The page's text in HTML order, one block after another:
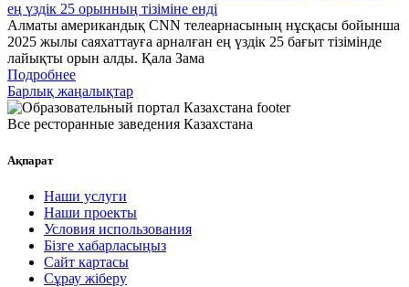
ең үздік 25 орынның тізіміне енді
Алматы американдық CNN телеарнасының нұсқасы бойынша
2025 жылы саяхаттауға арналған ең үздік 25 бағыт тізімінде
лайықты орын алды. Қала Зама
Подробнее
Барлық жаңалықтар
Все ресторанные заведения Казахстана
Ақпарат
Наши услуги
Наши проекты
Условия использования
Бізге хабарласыңыз
Сайт картасы
Сұрау жіберу